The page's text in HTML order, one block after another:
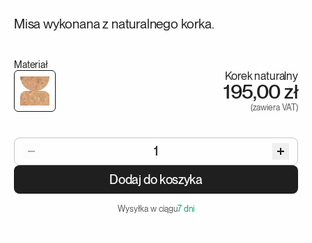
Misa wykonana z naturalnego korka.
Materiał
Korek naturalny
195,00 zł
(zawiera VAT)
1
Dodaj do koszyka
Wysyłka w ciągu7 dni